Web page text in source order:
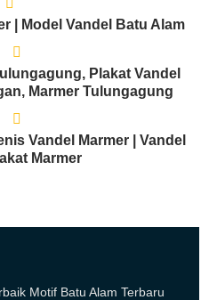
| Model Vandel Batu Alam
Plakat Vandel
Marmer Tulungagung
Vandel Marmer | Vandel
Marmer
Motif Batu Alam Terbaru